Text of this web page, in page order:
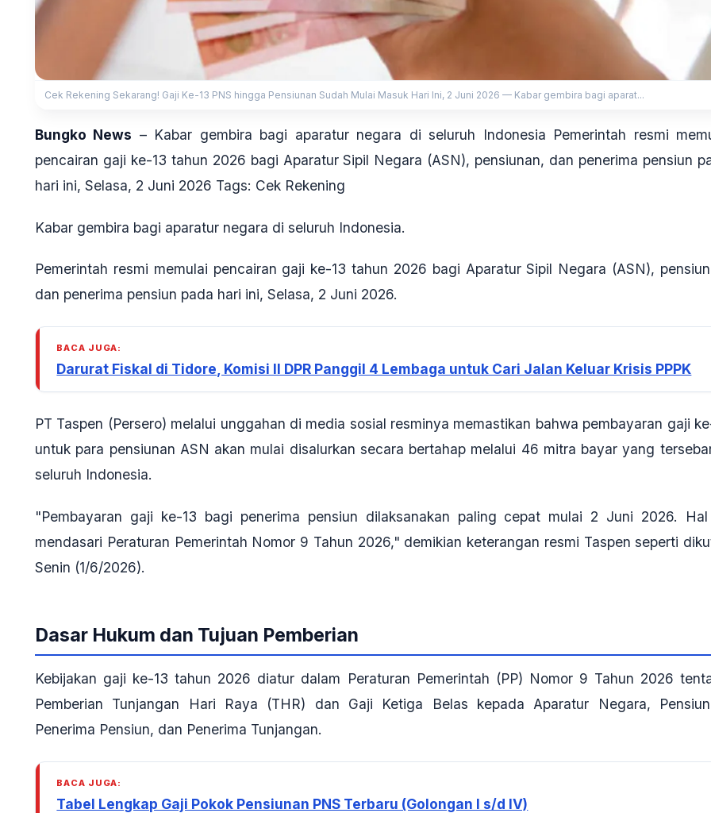
Cek Rekening Sekarang! Gaji Ke-13 PNS hingga Pensiunan Sudah Mulai Masuk Hari Ini, 2 Juni 2026 — Kabar gembira bagi aparat...
Bungko News – Kabar gembira bagi aparatur negara di seluruh Indonesia Pemerintah resmi
pencairan gaji ke-13 tahun 2026 bagi Aparatur Sipil Negara (ASN), pensiunan, dan penerima pensiun
hari ini, Selasa, 2 Juni 2026 Tags: Cek Rekening
Kabar gembira bagi aparatur negara di seluruh Indonesia.
Pemerintah resmi memulai pencairan gaji ke-13 tahun 2026 bagi Aparatur Sipil Negara (ASN),
dan penerima pensiun pada hari ini, Selasa, 2 Juni 2026.
BACA JUGA:
Darurat Fiskal di Tidore, Komisi II DPR Panggil 4 Lembaga untuk Cari Jalan Keluar Krisis PPPK
PT Taspen (Persero) melalui unggahan di media sosial resminya memastikan bahwa pembayaran gaji
untuk para pensiunan ASN akan mulai disalurkan secara bertahap melalui 46 mitra bayar yang
seluruh Indonesia.
"Pembayaran gaji ke-13 bagi penerima pensiun dilaksanakan paling cepat mulai 2 Juni 2026.
mendasari Peraturan Pemerintah Nomor 9 Tahun 2026," demikian keterangan resmi Taspen seperti
Senin (1/6/2026).
Dasar Hukum dan Tujuan Pemberian
Kebijakan gaji ke-13 tahun 2026 diatur dalam Peraturan Pemerintah (PP) Nomor 9 Tahun 2026
Pemberian Tunjangan Hari Raya (THR) dan Gaji Ketiga Belas kepada Aparatur Negara,
Penerima Pensiun, dan Penerima Tunjangan.
BACA JUGA:
Tabel Lengkap Gaji Pokok Pensiunan PNS Terbaru (Golongan I s/d IV)